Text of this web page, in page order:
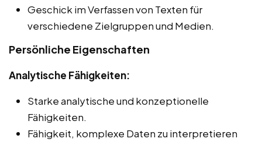
Geschick im Verfassen von Texten für
verschiedene Zielgruppen und Medien.
Persönliche Eigenschaften
Analytische Fähigkeiten:
Starke analytische und konzeptionelle
Fähigkeiten.
Fähigkeit, komplexe Daten zu interpretieren